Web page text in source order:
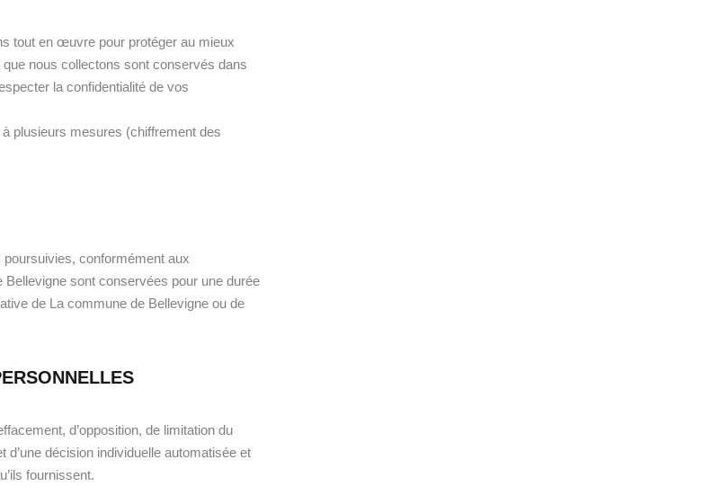
tout en œuvre pour protéger au mieux
nous collectons sont conservés dans
la confidentialité de vos
plusieurs mesures (chiffrement des
conformément aux
sont conservées pour une durée
de La commune de Bellevigne ou de
d’opposition, de limitation du
d’une décision individuelle automatisée et
fournissent.